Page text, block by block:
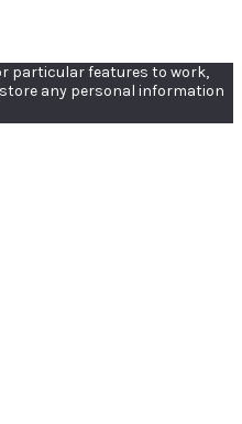
particular features to work,
any personal information